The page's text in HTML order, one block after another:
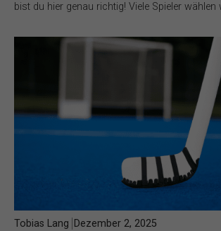
bist du hier genau richtig! Viele Spieler
Tobias Lang Dezember 2, 2025